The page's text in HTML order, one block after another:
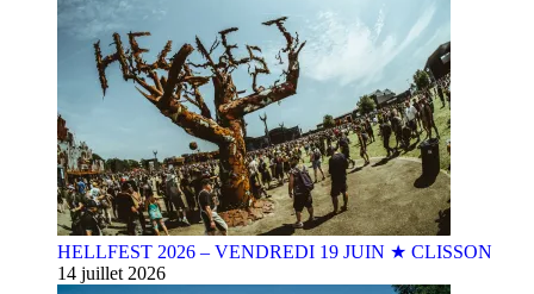
HELLFEST 2026 – VENDREDI 19 JUIN ★ CLISSON
14 juillet 2026